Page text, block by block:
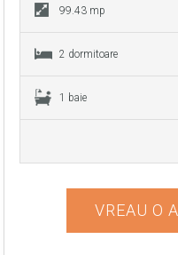
99.43 mp
2 dormitoare
1 baie
VREAU O